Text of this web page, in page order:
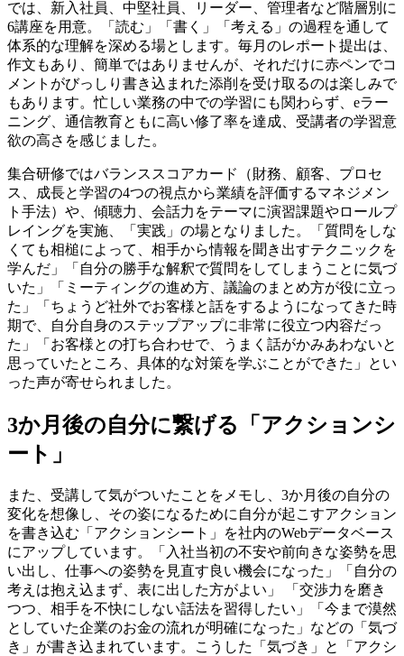
では、新入社員、中堅社員、リーダー、管理者など階層別に
6講座を用意。「読む」「書く」「考える」の過程を通して
体系的な理解を深める場とします。毎月のレポート提出は、
作文もあり、簡単ではありませんが、それだけに赤ペンでコ
メントがびっしり書き込まれた添削を受け取るのは楽しみで
もあります。忙しい業務の中での学習にも関わらず、eラー
ニング、通信教育ともに高い修了率を達成、受講者の学習意
欲の高さを感じました。
集合研修ではバランススコアカード（財務、顧客、プロセ
ス、成長と学習の4つの視点から業績を評価するマネジメン
ト手法）や、傾聴力、会話力をテーマに演習課題やロールプ
レイングを実施、「実践」の場となりました。「質問をしな
くても相槌によって、相手から情報を聞き出すテクニックを
学んだ」「自分の勝手な解釈で質問をしてしまうことに気づ
いた」「ミーティングの進め方、議論のまとめ方が役に立っ
た」「ちょうど社外でお客様と話をするようになってきた時
期で、自分自身のステップアップに非常に役立つ内容だっ
た」「お客様との打ち合わせで、うまく話がかみあわないと
思っていたところ、具体的な対策を学ぶことができた」とい
った声が寄せられました。
3か月後の自分に繋げる「アクションシ
ート」
また、受講して気がついたことをメモし、3か月後の自分の
変化を想像し、その姿になるために自分が起こすアクション
を書き込む「アクションシート」を社内のWebデータベース
にアップしています。「入社当初の不安や前向きな姿勢を思
い出し、仕事への姿勢を見直す良い機会になった」「自分の
考えは抱え込まず、表に出した方がよい」 「交渉力を磨き
つつ、相手を不快にしない話法を習得したい」「今まで漠然
としていた企業のお金の流れが明確になった」などの「気づ
き」が書き込まれています。こうした「気づき」と「アクシ